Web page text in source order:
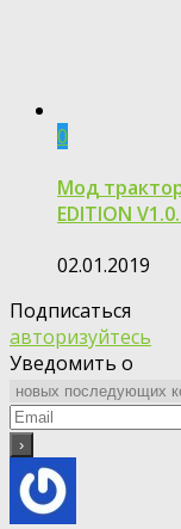
0
Мод трактор
EDITION
02.01.2019
Подписаться
авторизуйтесь
Уведомить о